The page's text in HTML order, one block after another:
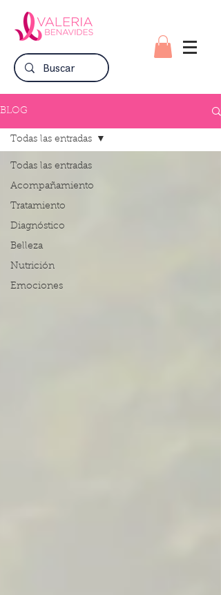
BLOG
Todas las entradas
Acompañamiento
Tratamiento
Diagnóstico
Belleza
Nutrición
Emociones
Todas las entradas